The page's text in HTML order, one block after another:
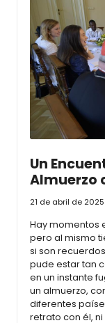
Un
Almuerzo
21 de abril de 2025
Hay momentos
pero al mismo
si son
pude estar tan
en un instante
un almuerzo,
diferentes
retrato con él,